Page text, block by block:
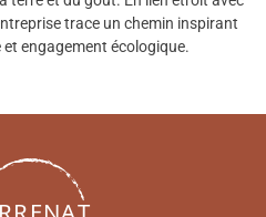
trace un chemin inspirant
engagement écologique.